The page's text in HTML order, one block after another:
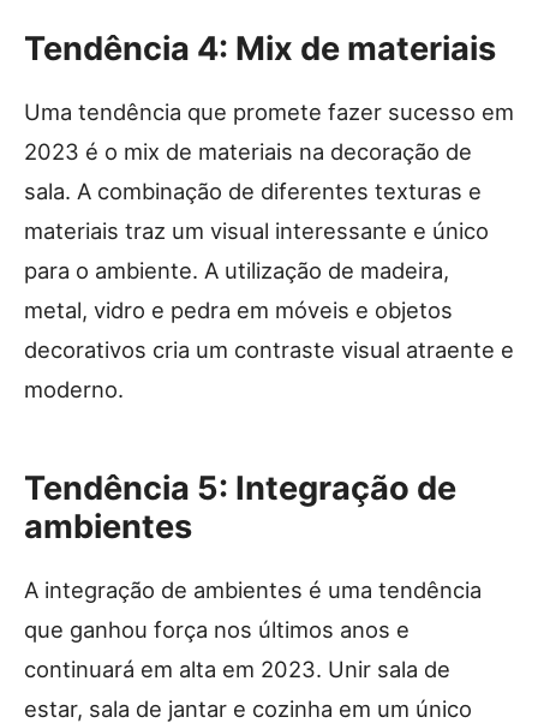
Tendência 4: Mix de materiais
Uma tendência que promete fazer sucesso em
2023 é o mix de materiais na decoração de
sala. A combinação de diferentes texturas e
materiais traz um visual interessante e único
para o ambiente. A utilização de madeira,
metal, vidro e pedra em móveis e objetos
decorativos cria um contraste visual atraente e
moderno.
Tendência 5: Integração de
ambientes
A integração de ambientes é uma tendência
que ganhou força nos últimos anos e
continuará em alta em 2023. Unir sala de
estar, sala de jantar e cozinha em um único